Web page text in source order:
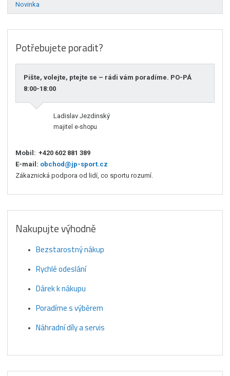
Novinka
Potřebujete poradit?
Pište, volejte, ptejte se – rádi vám poradíme. PO-PÁ
8:00-18:00
Ladislav Jezdinský
majitel e-shopu
Mobil: +420 602 881 389
E-mail: obchod@jp-sport.cz
Zákaznická podpora od lidí, co sportu rozumí.
Nakupujte výhodně
Bezstarostný nákup
Rychlé odeslání
Dárek k nákupu
Poradíme s výběrem
Náhradní díly a servis